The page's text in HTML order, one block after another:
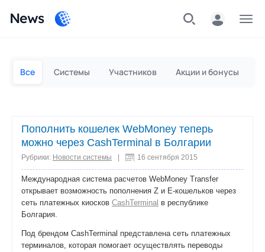
News
Все Системы Участников Акции и бонусы
Пополнить кошелек WebMoney теперь
можно через CashTerminal в Болгарии
Рубрики: Новости системы 16 сентября 2015
Международная система расчетов WebMoney Transfer
открывает возможность пополнения Z и E-кошельков через
сеть платежных киосков CashTerminal в республике
Болгария.
Под брендом CashTerminal представлена сеть платежных
терминалов, которая помогает осуществлять переводы